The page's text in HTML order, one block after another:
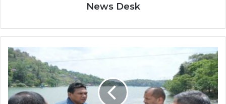
News Desk